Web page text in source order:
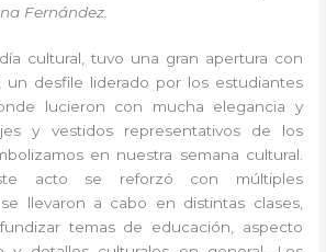
Fernández.
cultural, tuvo una gran apertura con
un desfile liderado por los estudiantes
lucieron con mucha elegancia y
y vestidos representativos de los
en nuestra semana cultural.
acto se reforzó con múltiples
llevaron a cabo en distintas clases,
temas de educación, aspecto